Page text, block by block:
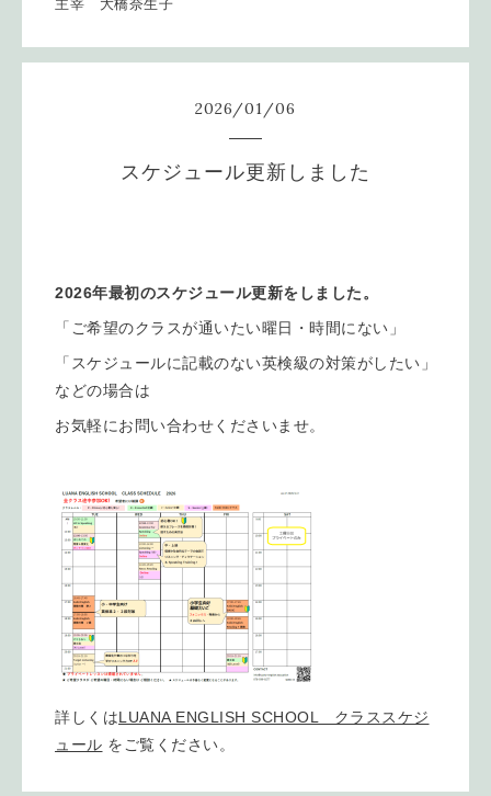
主宰 大橋奈生子
2026/01/06
スケジュール更新しました
2026年最初のスケジュール更新をしました。
「ご希望のクラスが通いたい曜日・時間にない」
「スケジュールに記載のない英検級の対策がしたい」
などの場合は
お気軽にお問い合わせくださいませ。
詳しくはLUANA ENGLISH SCHOOL クラススケジ
ュール をご覧ください。